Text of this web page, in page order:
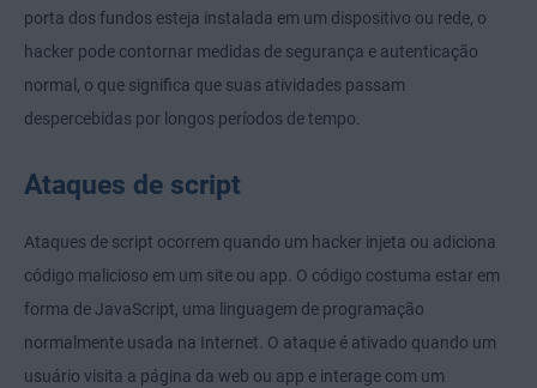
porta dos fundos esteja instalada em um dispositivo ou rede, o
hacker pode contornar medidas de segurança e autenticação
normal, o que significa que suas atividades passam
despercebidas por longos períodos de tempo.
Ataques de script
Ataques de script ocorrem quando um hacker injeta ou adiciona
código malicioso em um site ou app. O código costuma estar em
forma de JavaScript, uma linguagem de programação
normalmente usada na Internet. O ataque é ativado quando um
usuário visita a página da web ou app e interage com um